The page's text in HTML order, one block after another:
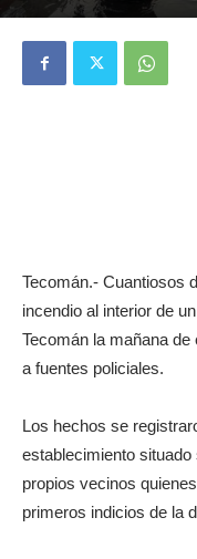
Tecomán.- Cuantiosos
incendio al interior de
Tecomán la mañana
a fuentes policiales.
Los hechos se
establecimiento
propios vecinos
primeros indicios de la